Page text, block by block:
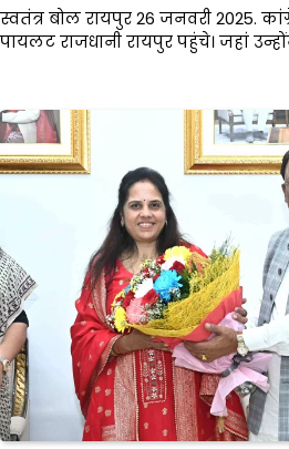
स्वतंत्र बोल रायपुर 26 जनवरी 2025.
पायलट राजधानी रायपुर पहुंचे। जहां